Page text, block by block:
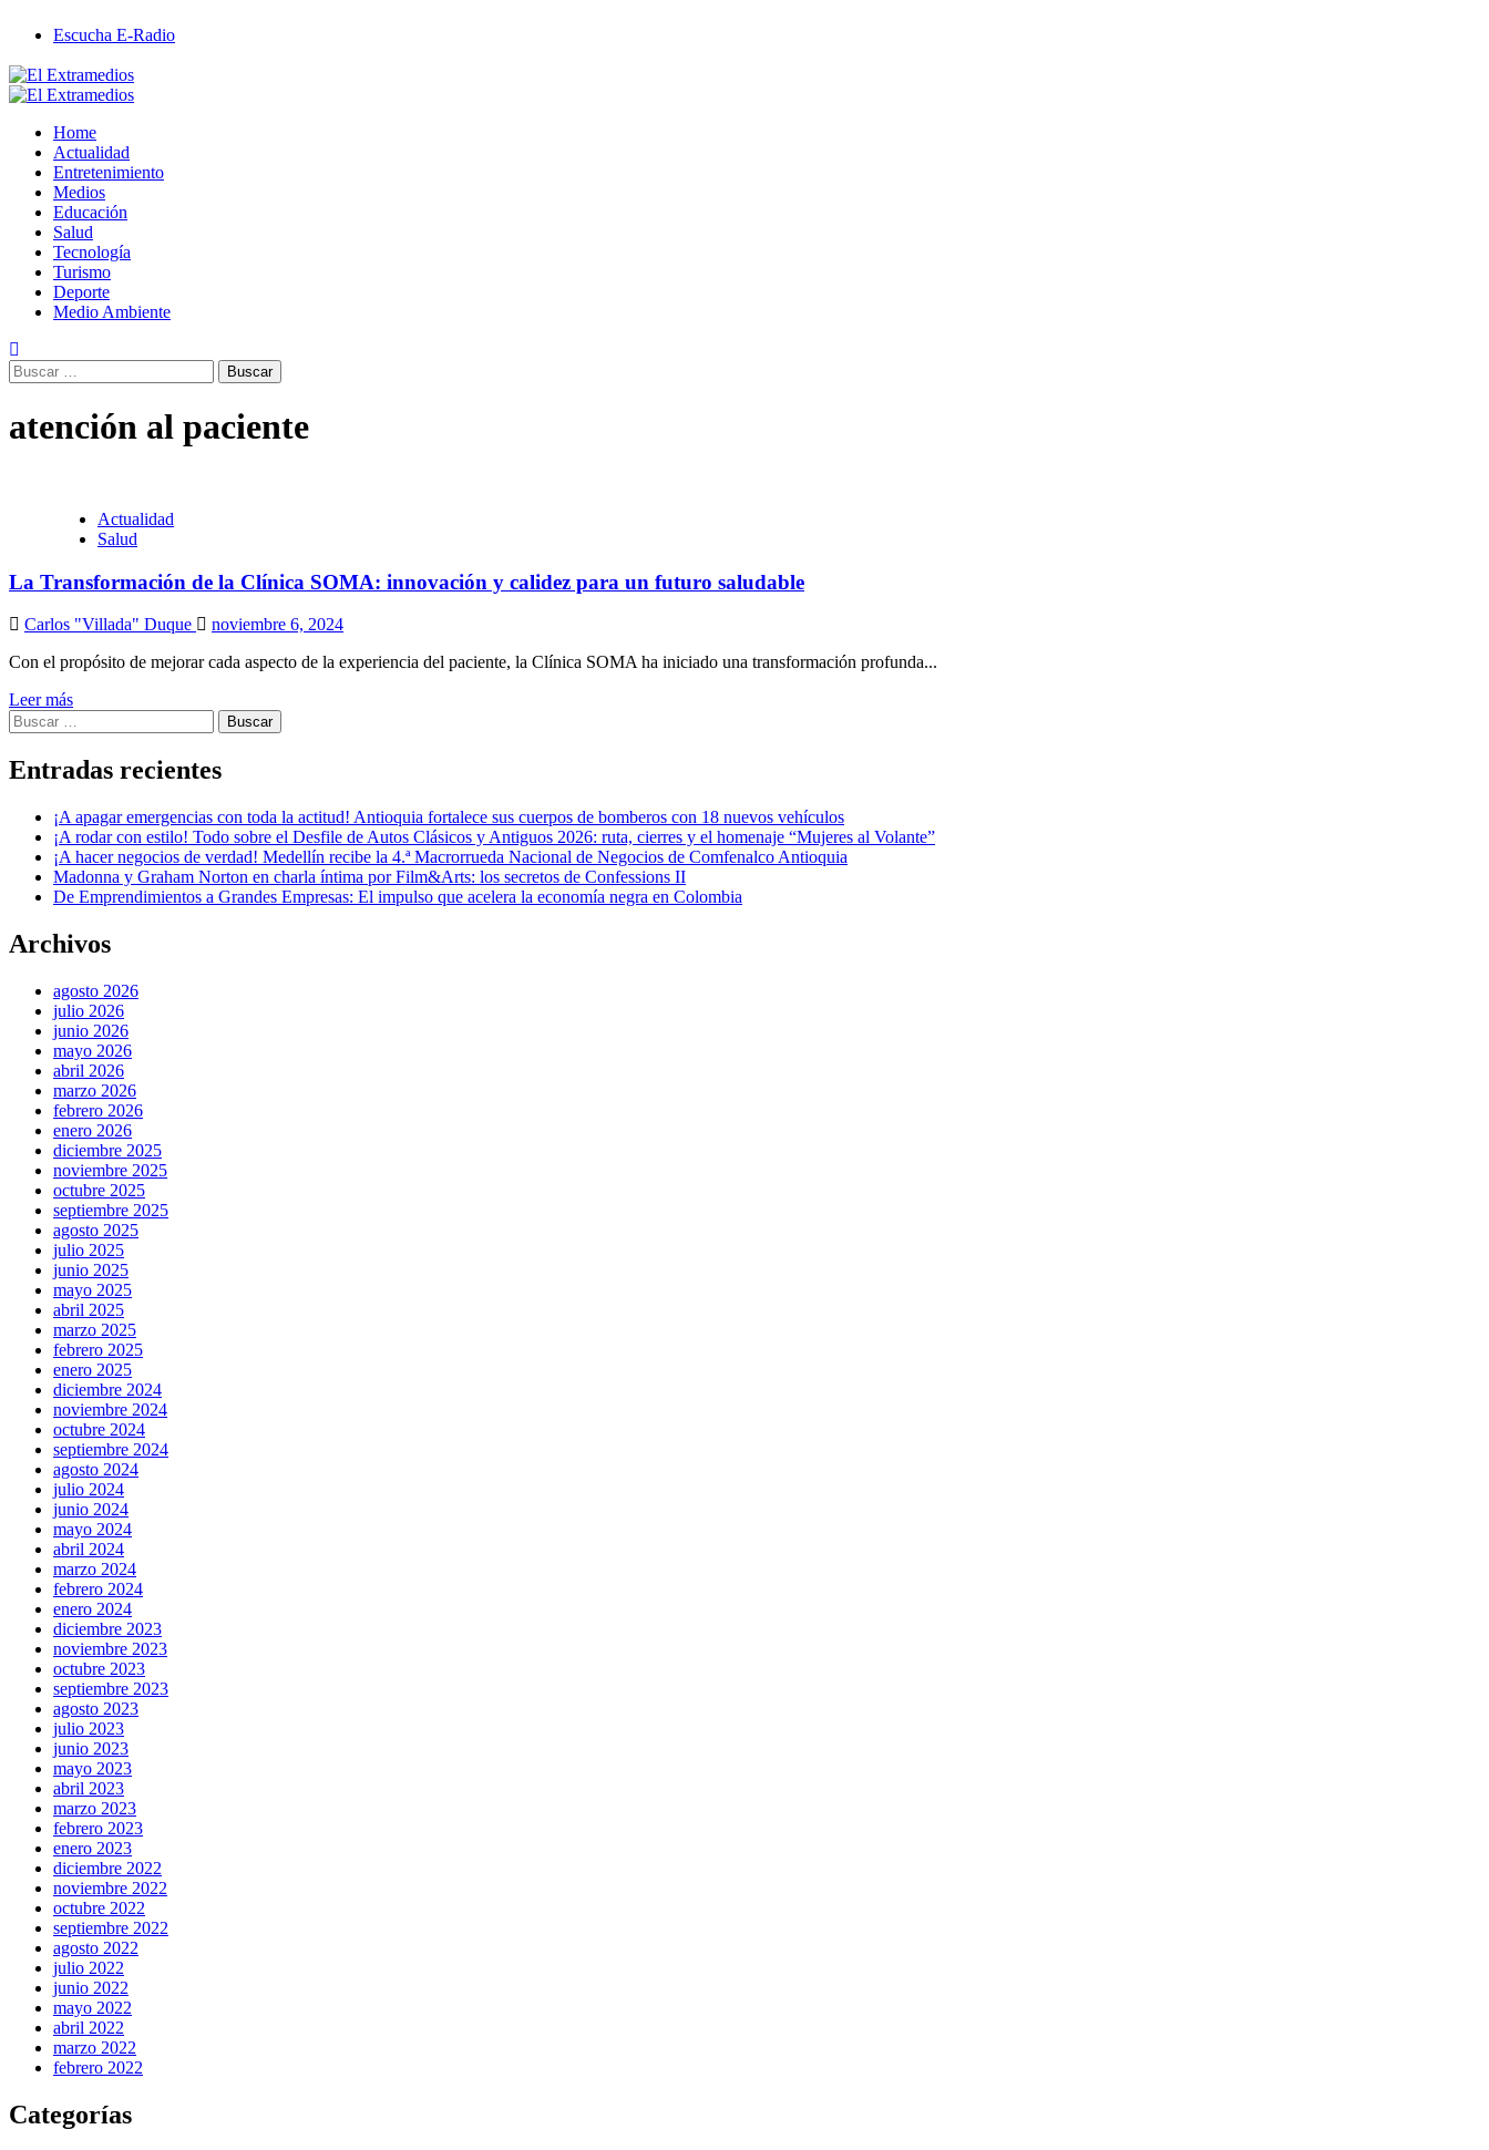
contenido
Escucha E-Radio
Primary
Home
Actualidad
Entretenimiento
Medios
Educación
Salud
Tecnología
Turismo
Deporte
Medio Ambiente
Buscar:
atención al paciente
Actualidad
Salud
La Transformación de la Clínica SOMA: innovación y calidez para un futuro saludable
Carlos "Villada" Duque
noviembre 6, 2024
Con el propósito de mejorar cada aspecto de la experiencia del paciente, la Clínica SOMA ha iniciado una transformación profunda...
Leer más
Buscar:
Entradas recientes
¡A apagar emergencias con toda la actitud! Antioquia fortalece sus cuerpos de bomberos con 18 nuevos vehículos
¡A rodar con estilo! Todo sobre el Desfile de Autos Clásicos y Antiguos 2026: ruta, cierres y el homenaje “Mujeres al Volante”
¡A hacer negocios de verdad! Medellín recibe la 4.ª Macrorrueda Nacional de Negocios de Comfenalco Antioquia
Madonna y Graham Norton en charla íntima por Film&Arts: los secretos de Confessions II
De Emprendimientos a Grandes Empresas: El impulso que acelera la economía negra en Colombia
Archivos
agosto 2026
julio 2026
junio 2026
mayo 2026
abril 2026
marzo 2026
febrero 2026
enero 2026
diciembre 2025
noviembre 2025
octubre 2025
septiembre 2025
agosto 2025
julio 2025
junio 2025
mayo 2025
abril 2025
marzo 2025
febrero 2025
enero 2025
diciembre 2024
noviembre 2024
octubre 2024
septiembre 2024
agosto 2024
julio 2024
junio 2024
mayo 2024
abril 2024
marzo 2024
febrero 2024
enero 2024
diciembre 2023
noviembre 2023
octubre 2023
septiembre 2023
agosto 2023
julio 2023
junio 2023
mayo 2023
abril 2023
marzo 2023
febrero 2023
enero 2023
diciembre 2022
noviembre 2022
octubre 2022
septiembre 2022
agosto 2022
julio 2022
junio 2022
mayo 2022
abril 2022
marzo 2022
febrero 2022
Categorías